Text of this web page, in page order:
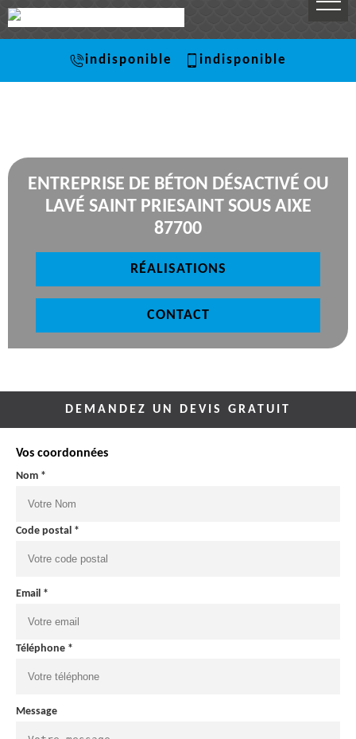
indisponible indisponible
ENTREPRISE DE BÉTON DÉSACTIVÉ OU
LAVÉ SAINT PRIESAINT SOUS AIXE
87700
RÉALISATIONS
CONTACT
DEMANDEZ UN DEVIS GRATUIT
Vos coordonnées
Nom *
Code postal *
Email *
Téléphone *
Message